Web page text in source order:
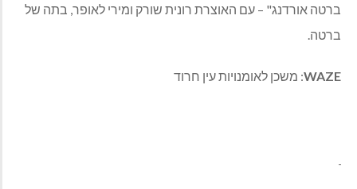
ברטה אורדנג" – עם האוצרת רונית שורק ומירי לאופר, בתה של
ברטה.
WAZE: משכן לאומנויות עין חרוד